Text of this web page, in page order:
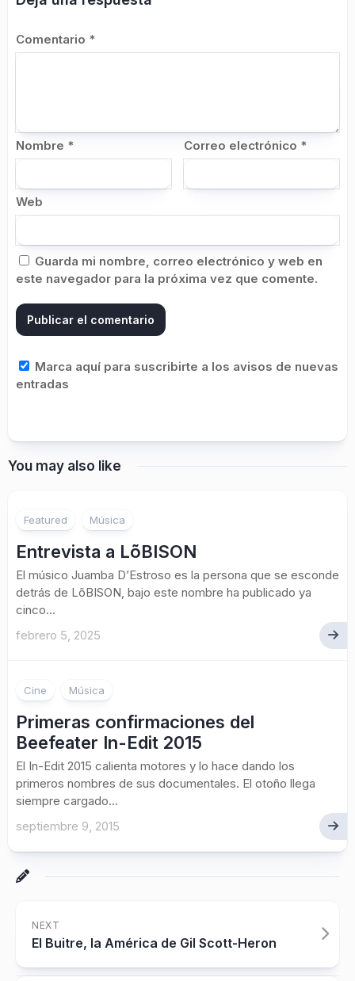
Comentario *
Nombre * Correo electrónico *
Web
Guarda mi nombre, correo electrónico y web en
este navegador para la próxima vez que comente.
Marca aquí para suscribirte a los avisos de nuevas
entradas
You may also like
Featured Música
Entrevista a LõBISON
El músico Juamba D’Estroso es la persona que se esconde
detrás de LõBISON, bajo este nombre ha publicado ya
cinco...
febrero 5, 2025
Cine Música
Primeras confirmaciones del
Beefeater In-Edit 2015
El In-Edit 2015 calienta motores y lo hace dando los
primeros nombres de sus documentales. El otoño llega
siempre cargado...
septiembre 9, 2015
NEXT
El Buitre, la América de Gil Scott-Heron